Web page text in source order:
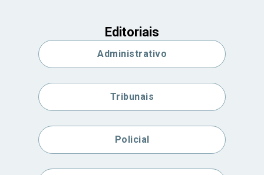
Editoriais
Administrativo
Tribunais
Policial